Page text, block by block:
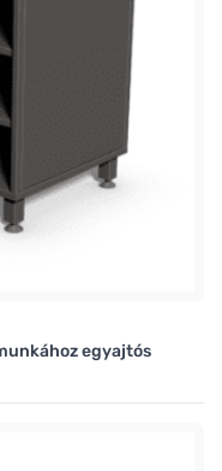
egyajtós